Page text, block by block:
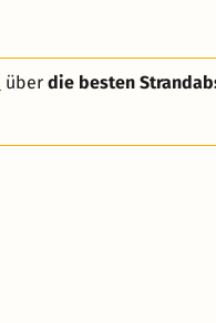
über die besten